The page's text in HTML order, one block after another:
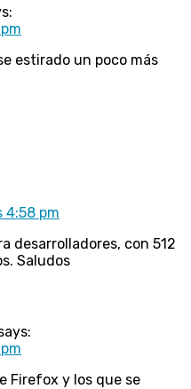
estirado un poco más
4:58 pm
desarrolladores, con 512
Saludos
Firefox y los que se